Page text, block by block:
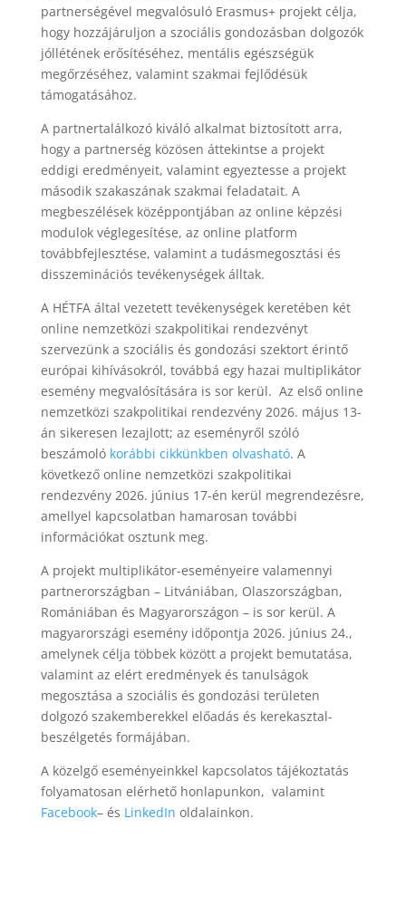
partnerségével megvalósuló Erasmus+ projekt célja,
hogy hozzájáruljon a szociális gondozásban dolgozók
jóllétének erősítéséhez, mentális egészségük
megőrzéséhez, valamint szakmai fejlődésük
támogatásához.
A partnertalálkozó kiváló alkalmat biztosított arra,
hogy a partnerség közösen áttekintse a projekt
eddigi eredményeit, valamint egyeztesse a projekt
második szakaszának szakmai feladatait. A
megbeszélések középpontjában az online képzési
modulok véglegesítése, az online platform
továbbfejlesztése, valamint a tudásmegosztási és
disszeminációs tevékenységek álltak.
A HÉTFA által vezetett tevékenységek keretében két
online nemzetközi szakpolitikai rendezvényt
szervezünk a szociális és gondozási szektort érintő
európai kihívásokról, továbbá egy hazai multiplikátor
esemény megvalósítására is sor kerül. Az első online
nemzetközi szakpolitikai rendezvény 2026. május 13-
án sikeresen lezajlott; az eseményről szóló
beszámoló korábbi cikkünkben olvasható. A
következő online nemzetközi szakpolitikai
rendezvény 2026. június 17-én kerül megrendezésre,
amellyel kapcsolatban hamarosan további
információkat osztunk meg.
A projekt multiplikátor-eseményeire valamennyi
partnerországban – Litvániában, Olaszországban,
Romániában és Magyarországon – is sor kerül. A
magyarországi esemény időpontja 2026. június 24.,
amelynek célja többek között a projekt bemutatása,
valamint az elért eredmények és tanulságok
megosztása a szociális és gondozási területen
dolgozó szakemberekkel előadás és kerekasztal-
beszélgetés formájában.
A közelgő eseményeinkkel kapcsolatos tájékoztatás
folyamatosan elérhető honlapunkon, valamint
Facebook– és LinkedIn oldalainkon.